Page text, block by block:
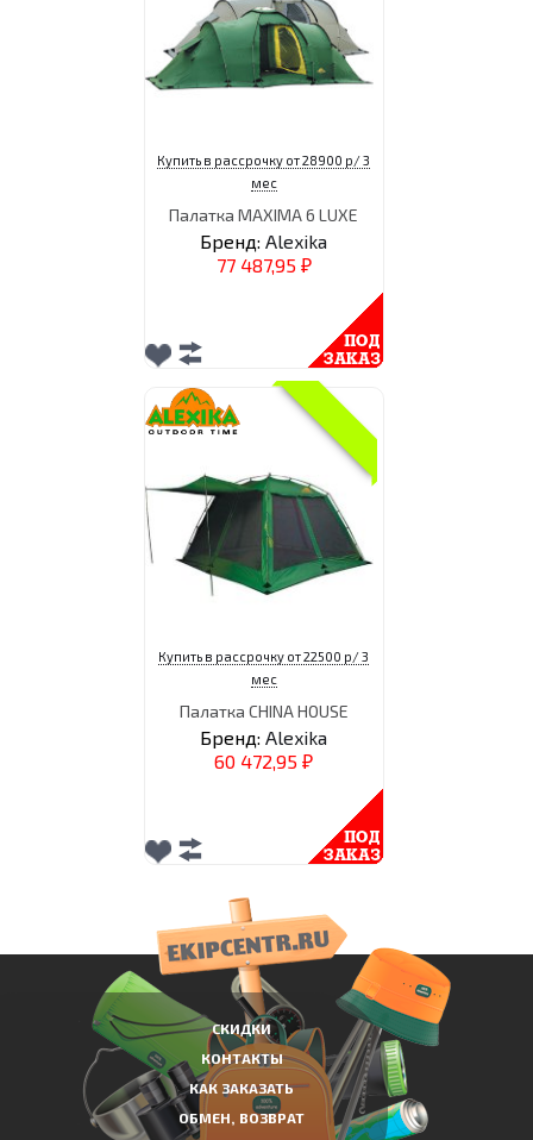
Купить в рассрочку от 28900 р/ 3
мес
Палатка MAXIMA 6 LUXE
Бренд: Alexika
77 487,95 ₽
Купить в рассрочку от 22500 р/ 3
мес
Палатка CHINA HOUSE
Бренд: Alexika
60 472,95 ₽
СКИДКИ
КОНТАКТЫ
КАК ЗАКАЗАТЬ
ОБМЕН, ВОЗВРАТ